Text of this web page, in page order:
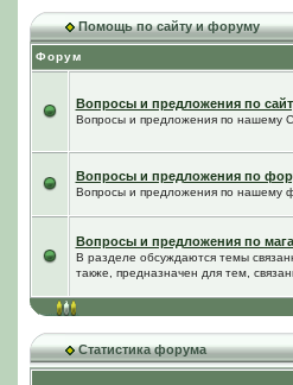
Помощь по сайту и форуму
Форум
Вопросы и предложения по
Вопросы и предложения по нашему
Вопросы и предложения по
Вопросы и предложения по нашему
Вопросы и предложения по
В разделе обсуждаются темы
также, предназначен для тем,
Статистика форума